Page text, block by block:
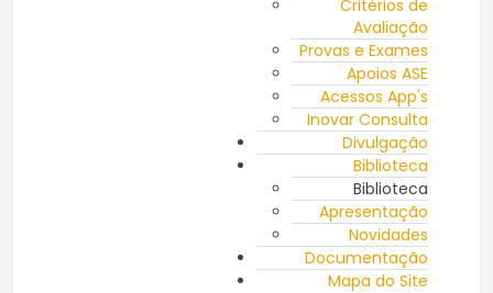
Critérios de
Avaliação
Provas e Exames
Apoios ASE
Acessos App's
Inovar Consulta
Divulgação
Biblioteca
Biblioteca
Apresentação
Novidades
Documentação
Mapa do Site